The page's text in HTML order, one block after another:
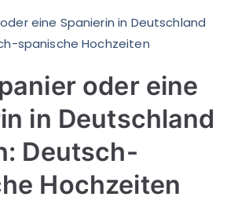
oder eine
in Deutschland
Deutsch-
Hochzeiten